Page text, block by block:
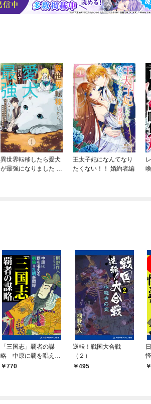
異世界転移したら愛犬
が最強になりました ～
王太子妃になんてなり
たくない！！ 婚約者編
「三国志」覇者の謀
略 中原に覇を唱える
劉備=孔明激闘録
770
逆転！戦国大合戦
（２）
495